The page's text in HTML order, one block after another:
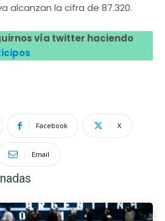
alcanzan la cifra de 87.320.
vía twitter haciendo
Facebook X
Email